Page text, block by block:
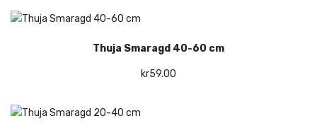
Thuja Smaragd 40-60 cm
kr59.00